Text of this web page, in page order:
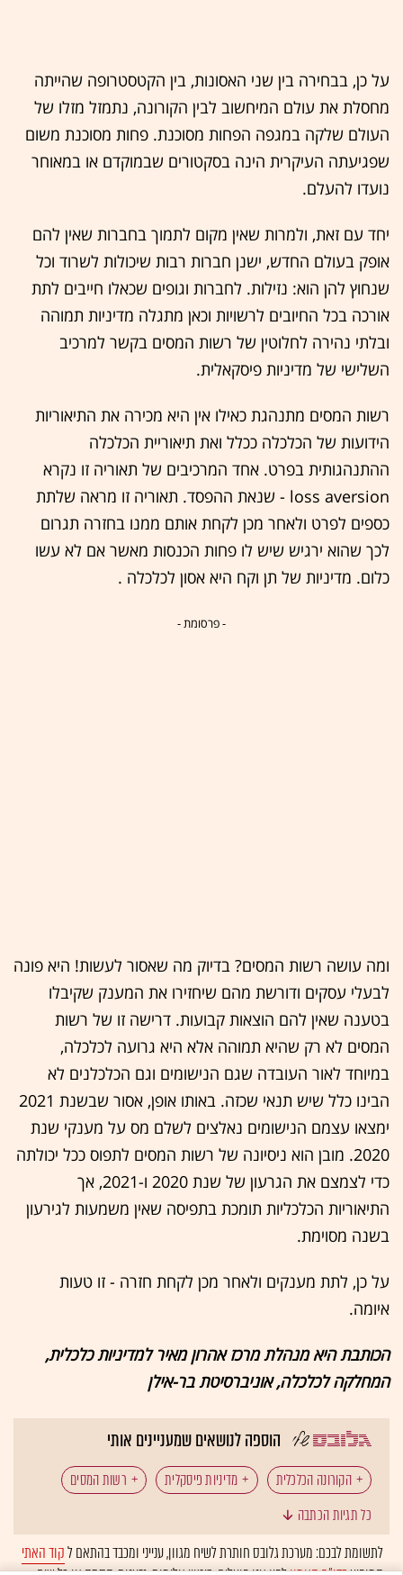
על כן, בבחירה בין שני האסונות, בין הקטסטרופה שהייתה
מחסלת את עולם המיחשוב לבין הקורונה, נתמזל מזלו של
העולם שלקה במגפה הפחות מסוכנת. פחות מסוכנת משום
שפגיעתה העיקרית הינה בסקטורים שבמוקדם או במאוחר
נועדו להעלם.
יחד עם זאת, ולמרות שאין מקום לתמוך בחברות שאין להם
אופק בעולם החדש, ישנן חברות רבות שיכולות לשרוד וכל
שנחוץ להן הוא: נזילות. לחברות וגופים שכאלו חייבים לתת
אורכה בכל החיובים לרשויות וכאן מתגלה מדיניות תמוהה
ובלתי נהירה לחלוטין של רשות המסים בקשר למרכיב
השלישי של מדיניות פיסקאלית.
רשות המסים מתנהגת כאילו אין היא מכירה את התיאוריות
הידועות של הכלכלה ככלל ואת תיאוריית הכלכלה
ההתנהגותית בפרט. אחד המרכיבים של תאוריה זו נקרא
loss aversion - שנאת ההפסד. תאוריה זו מראה שלתת
כספים לפרט ולאחר מכן לקחת אותם ממנו בחזרה תגרום
לכך שהוא ירגיש שיש לו פחות הכנסות מאשר אם לא עשו
כלום. מדיניות של תן וקח היא אסון לכלכלה .
- פרסומת -
ומה עושה רשות המסים? בדיוק מה שאסור לעשות! היא פונה
לבעלי עסקים ודורשת מהם שיחזירו את המענק שקיבלו
בטענה שאין להם הוצאות קבועות. דרישה זו של רשות
המסים לא רק שהיא תמוהה אלא היא גרועה לכלכלה,
במיוחד לאור העובדה שגם הנישומים וגם הכלכלנים לא
הבינו כלל שיש תנאי שכזה. באותו אופן, אסור שבשנת 2021
ימצאו עצמם הנישומים נאלצים לשלם מס על מענקי שנת
2020. מובן הוא ניסיונה של רשות המסים לתפוס ככל יכולתה
כדי לצמצם את הגרעון של שנת 2020 ו-2021, אך
התיאוריות הכלכליות תומכת בתפיסה שאין משמעות לגירעון
בשנה מסוימת.
על כן, לתת מענקים ולאחר מכן לקחת חזרה - זו טעות
איומה.
הכותבת היא מנהלת מרכז אהרון מאיר למדיניות כלכלית,
המחלקה לכלכלה, אוניברסיטת בר-אילן
הוספה לנושאים שמעניינים אותי
הקורונה הכלכלית מדיניות פיסקלית
רשות המסים
כל תגיות הכתבה
לתשומת לבכם: מערכת גלובס חותרת לשיח מגוון, ענייני ומכבד בהתאם לקוד האתי